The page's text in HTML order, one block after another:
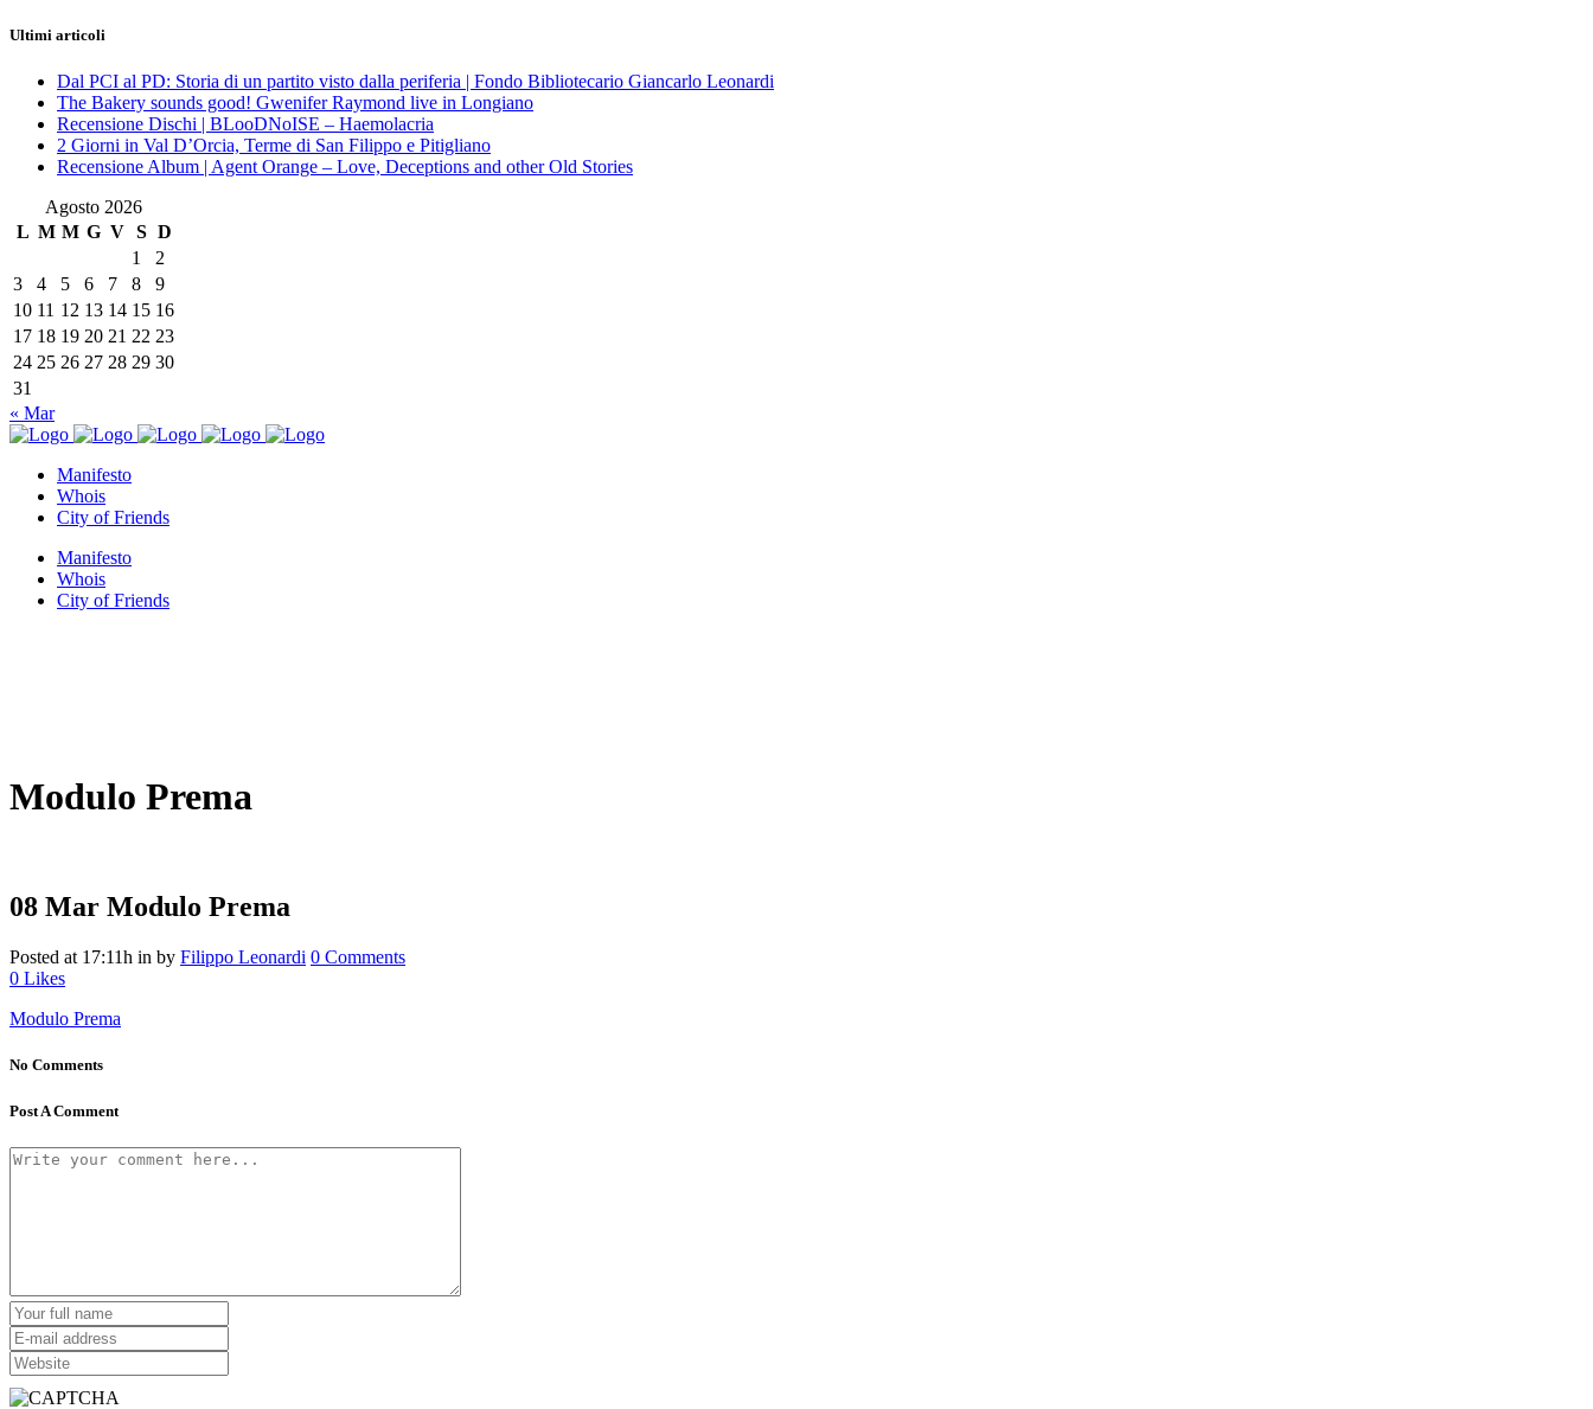
Ultimi articoli
Dal PCI al PD: Storia di un partito visto dalla periferia | Fondo Bibliotecario Giancarlo Leonardi
The Bakery sounds good! Gwenifer Raymond live in Longiano
Recensione Dischi | BLooDNoISE – Haemolacria
2 Giorni in Val D’Orcia, Terme di San Filippo e Pitigliano
Recensione Album | Agent Orange – Love, Deceptions and other Old Stories
Agosto 2026
L M M G V S D
1
2
3
4 5 6 7 8
9
10 11 12 13 14 15 16
17 18 19 20 21 22 23
24 25 26 27 28 29 30
31
« Mar
Manifesto
Whois
City of Friends
Manifesto
Whois
City of Friends
Modulo Prema
08 Mar Modulo Prema
Posted at 17:11h in by Filippo Leonardi 0 Comments
0 Likes
Modulo Prema
No Comments
Post A Comment